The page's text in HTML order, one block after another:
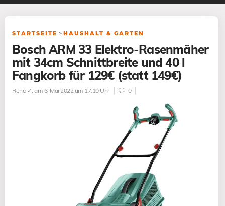
STARTSEITE > HAUSHALT & GARTEN
Bosch ARM 33 Elektro-Rasenmäher
mit 34cm Schnittbreite und 40 l
Fangkorb für 129€ (statt 149€)
Rene ✓, am 6. Mai 2022 um 17:10 Uhr 0